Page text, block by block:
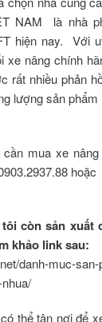
NAM là nhà
hiện nay. Với
xe nâng chính
rất nhiều phản
lượng sản
mua xe
còn sản xuất
khảo link sau:
danh-muc-
thể tận nơi để